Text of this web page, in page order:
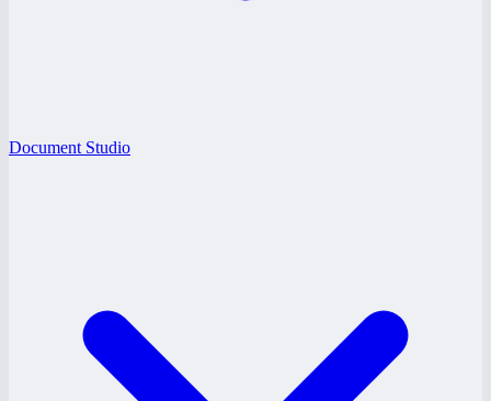
Document Studio